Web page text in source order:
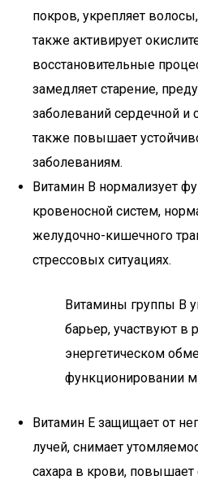
покров, укрепляет
также активирует
восстановительные
замедляет старение,
заболеваний сердечной и
также повышает
заболеваниям.
Витамин В нормализует
кровеносной систем,
желудочно-кишечного
стрессовых ситуациях.
Витамины группы В
барьер, участвуют в
энергетическом
функционировании
Витамин Е защищает от
лучей, снимает
сахара в крови, повышает